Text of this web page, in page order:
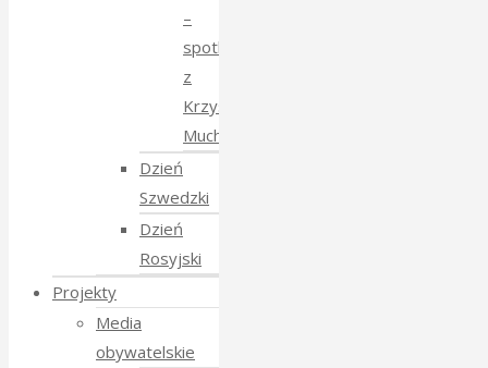
–
spotkanie
z
Krzysztofem
Mucharskim
Dzień
Szwedzki
Dzień
Rosyjski
Projekty
Media
obywatelskie